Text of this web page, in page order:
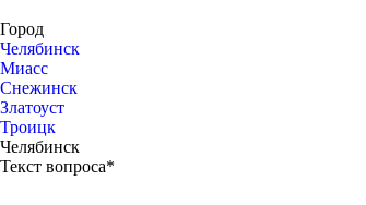
Город
Челябинск
Миасс
Снежинск
Златоуст
Троицк
Челябинск
Текст вопроса*